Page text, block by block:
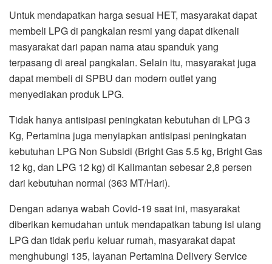
Untuk mendapatkan harga sesuai HET, masyarakat dapat
membeli LPG di pangkalan resmi yang dapat dikenali
masyarakat dari papan nama atau spanduk yang
terpasang di areal pangkalan. Selain itu, masyarakat juga
dapat membeli di SPBU dan modern outlet yang
menyediakan produk LPG.
Tidak hanya antisipasi peningkatan kebutuhan di LPG 3
Kg, Pertamina juga menyiapkan antisipasi peningkatan
kebutuhan LPG Non Subsidi (Bright Gas 5.5 kg, Bright Gas
12 kg, dan LPG 12 kg) di Kalimantan sebesar 2,8 persen
dari kebutuhan normal (363 MT/Hari).
Dengan adanya wabah Covid-19 saat ini, masyarakat
diberikan kemudahan untuk mendapatkan tabung isi ulang
LPG dan tidak perlu keluar rumah, masyarakat dapat
menghubungi 135, layanan Pertamina Delivery Service